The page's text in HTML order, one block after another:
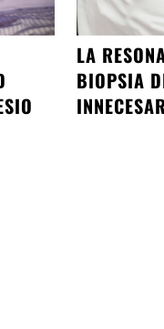
LA
BIOPSIA